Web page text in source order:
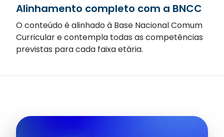
Alinhamento completo com a BNCC
O conteúdo é alinhado à Base Nacional Comum
Curricular e contempla todas as competências
previstas para cada faixa etária.